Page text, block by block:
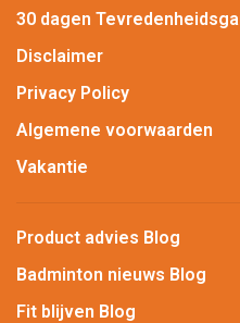
30 dagen
Disclaimer
Privacy Policy
Algemene voorwaarden
Vakantie
Product advies Blog
Badminton nieuws Blog
Fit blijven Blog